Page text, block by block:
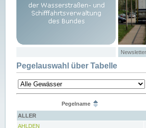
Newsletter
Pegelauswahl über Tabelle
Pegelname
ALLER
AHLDEN